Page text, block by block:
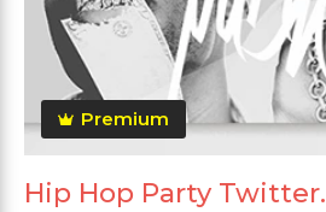
Premium
Hip Hop Party Twitter.